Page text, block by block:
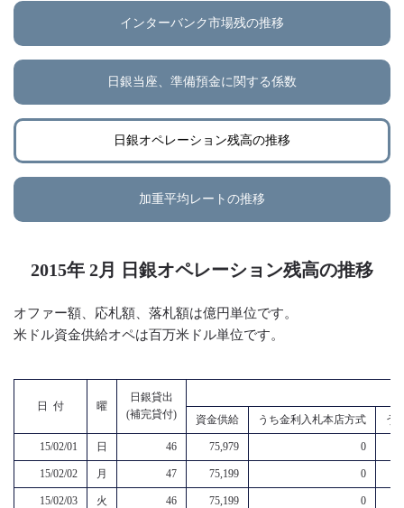
インターバンク市場残の推移
日銀当座、準備預金に関する係数
日銀オペレーション残高の推移
加重平均レートの推移
2015年 2月 日銀オペレーション残高の推移
オファー額、応札額、落札額は億円単位です。
米ドル資金供給オペは百万米ドル単位です。
日 付 曜
日銀貸出
(補完貸付)
資金供給 うち金利入札本店方式 う
15/02/01 日 46 75,979 0
15/02/02 月 47 75,199 0
15/02/03 火 46 75,199 0